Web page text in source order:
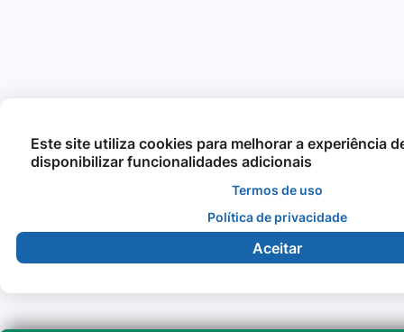
Este site utiliza cookies para melhorar a experiência
disponibilizar funcionalidades adicionais
Termos de uso
Política de privacidade
Aceitar